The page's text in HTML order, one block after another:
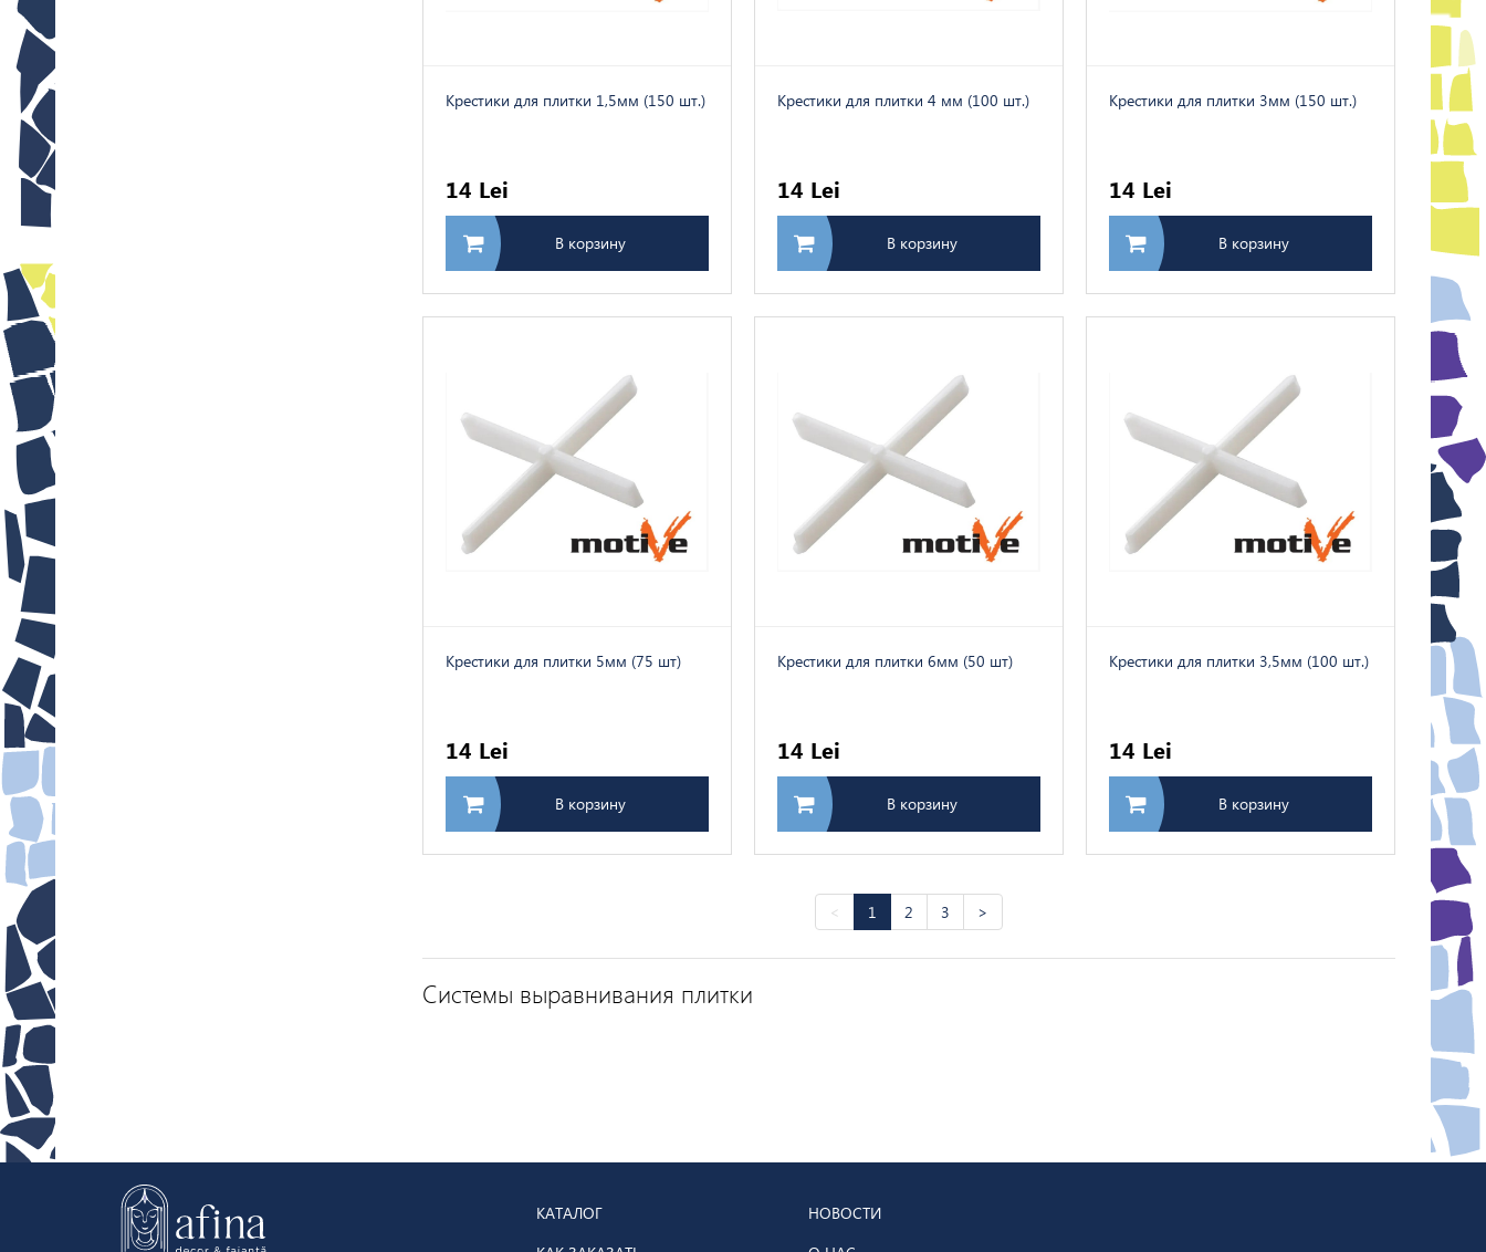
Kрестики для плитки 1,5мм (150 шт.)
14 Lei
В корзину
Kрестики для плитки 4 мм (100 шт.)
14 Lei
В корзину
Kрестики для плитки 3мм (150 шт.)
14 Lei
В корзину
Kрестики для плитки 5мм (75 шт)
14 Lei
В корзину
Kрестики для плитки 6мм (50 шт)
14 Lei
В корзину
Kрестики для плитки 3,5мм (100 шт.)
14 Lei
В корзину
< 1 2 3 >
Системы выравнивания плитки
КАТАЛОГ
НОВОСТИ